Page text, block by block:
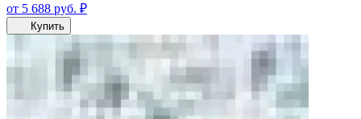
от 5 688 руб. ₽
Купить